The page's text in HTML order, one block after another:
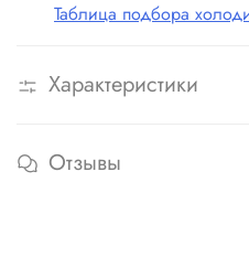
Таблица подбора
Характеристики
Отзывы